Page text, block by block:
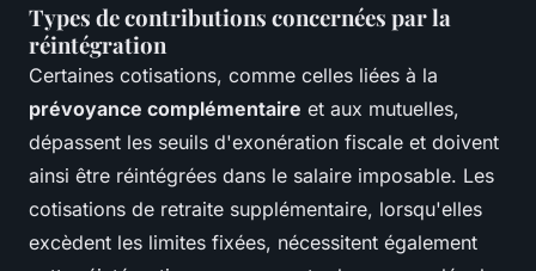
Types de contributions concernées par la
réintégration
Certaines cotisations, comme celles liées à la
prévoyance complémentaire et aux mutuelles,
dépassent les seuils d'exonération fiscale et doivent
ainsi être réintégrées dans le salaire imposable. Les
cotisations de retraite supplémentaire, lorsqu'elles
excèdent les limites fixées, nécessitent également